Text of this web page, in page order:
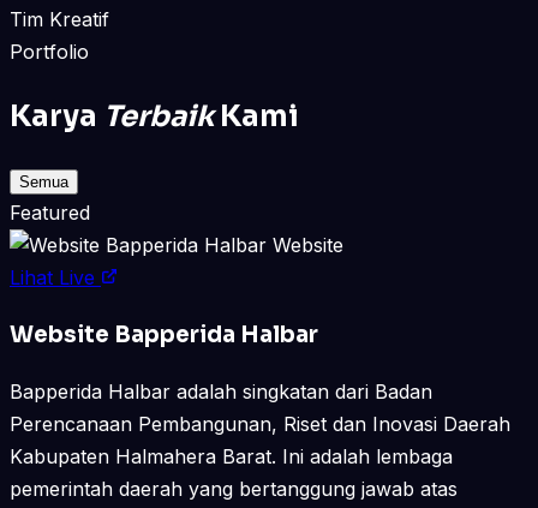
Tim Kreatif
Portfolio
Karya TerbaikKami
Semua
Featured
Website
Lihat Live
Website Bapperida Halbar
Bapperida Halbar adalah singkatan dari Badan
Perencanaan Pembangunan, Riset dan Inovasi Daerah
Kabupaten Halmahera Barat. Ini adalah lembaga
pemerintah daerah yang bertanggung jawab atas